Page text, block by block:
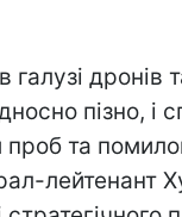
дронів
пізно, і
та
лейтенант